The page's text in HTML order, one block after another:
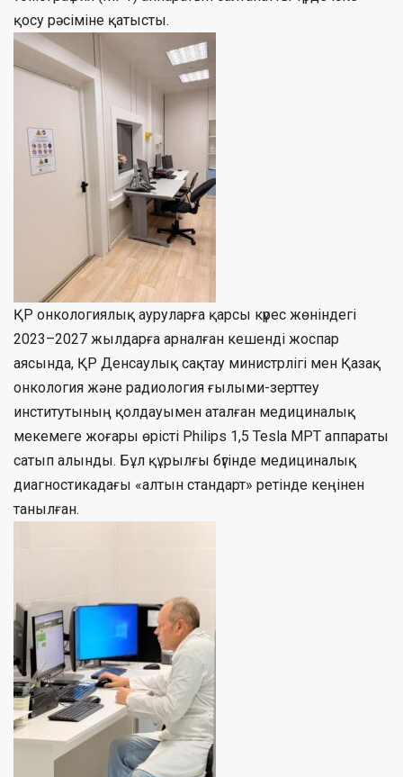
қосу рәсіміне қатысты.
ҚР онкологиялық ауруларға қарсы күрес жөніндегі
2023–2027 жылдарға арналған кешенді жоспар
аясында, ҚР Денсаулық сақтау министрлігі мен Қазақ
онкология және радиология ғылыми-зерттеу
институтының қолдауымен аталған медициналық
мекемеге жоғары өрісті Philips 1,5 Tesla МРТ аппараты
сатып алынды. Бұл құрылғы бүгінде медициналық
диагностикадағы «алтын стандарт» ретінде кеңінен
танылған.